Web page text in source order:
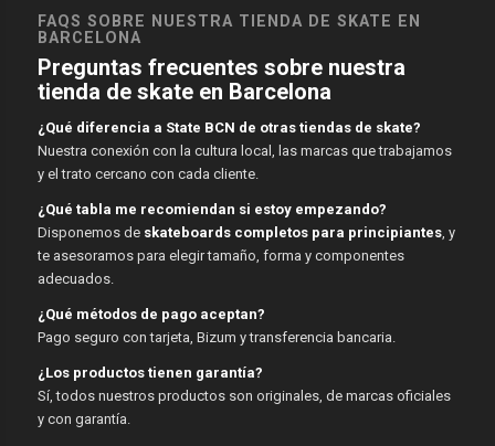
FAQS SOBRE NUESTRA TIENDA DE SKATE EN
BARCELONA
Preguntas frecuentes sobre nuestra
tienda de skate en Barcelona
¿Qué diferencia a State BCN de otras tiendas de skate?
Nuestra conexión con la cultura local, las marcas que trabajamos
y el trato cercano con cada cliente.
¿Qué tabla me recomiendan si estoy empezando?
Disponemos de skateboards completos para principiantes, y
te asesoramos para elegir tamaño, forma y componentes
adecuados.
¿Qué métodos de pago aceptan?
Pago seguro con tarjeta, Bizum y transferencia bancaria.
¿Los productos tienen garantía?
Sí, todos nuestros productos son originales, de marcas oficiales
y con garantía.